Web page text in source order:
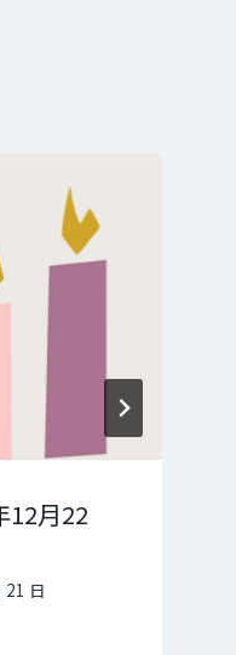
12月22
21 日